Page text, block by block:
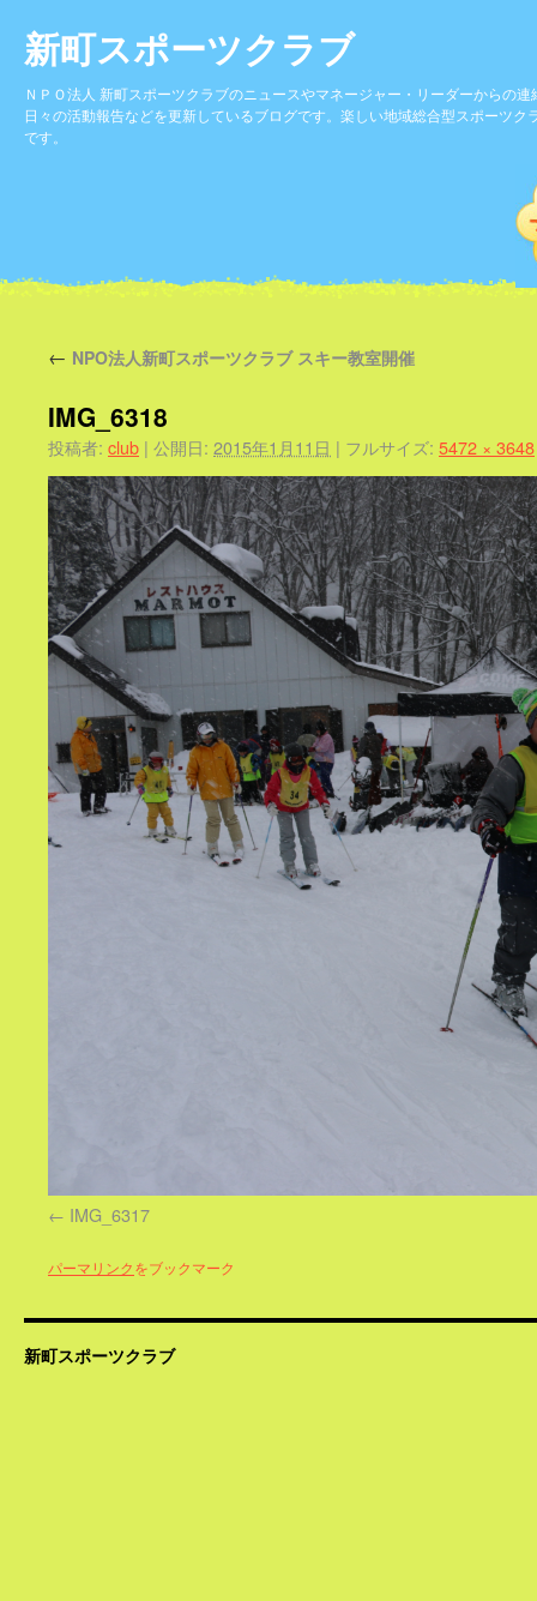
新町スポーツクラブ
ＮＰＯ法人 新町スポーツクラブのニュースやマネージャー・リーダーからの連
日々の活動報告などを更新しているブログです。楽しい地域総合型スポーツク
です。
← NPO法人新町スポーツクラブ スキー教室開催
IMG_6318
投稿者: club | 公開日: 2015年1月11日 | フルサイズ: 5472 × 3648
IMG_6317
パーマリンクをブックマーク
新町スポーツクラブ